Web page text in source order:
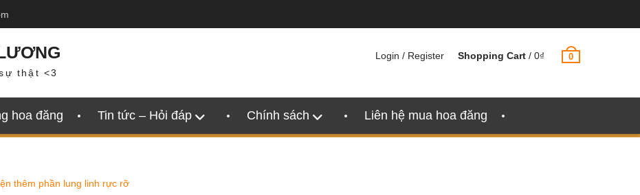
thật <3
Login / Register Shopping Cart / 0₫ 0
hoa đăng Tin tức – Hỏi đáp Chính sách Liên hệ mua hoa đăng
thêm phần lung linh rực rỡ